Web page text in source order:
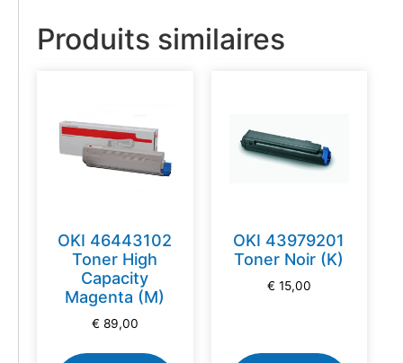
Produits similaires
OKI 46443102
Toner High
Capacity
Magenta (M)
€ 89,00
OKI 43979201
Toner Noir (K)
€ 15,00